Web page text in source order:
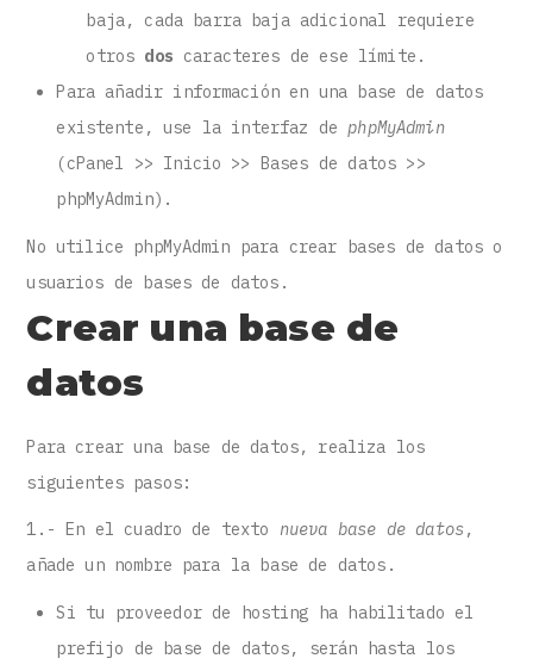
baja, cada barra baja adicional requiere
otros dos caracteres de ese límite.
Para añadir información en una base de datos
existente, use la interfaz dephpMyAdmin
(cPanel >> Inicio >> Bases de datos >>
phpMyAdmin).
No utilice phpMyAdmin para crear bases de datos o
usuarios de bases de datos.
Crear una base de
datos
Para crear una base de datos, realiza los
siguientes pasos:
1.- En el cuadro de texto nueva base de datos,
añade un nombre para la base de datos.
Si tu proveedor de hosting ha habilitado el
prefijo de base de datos, serán hasta los